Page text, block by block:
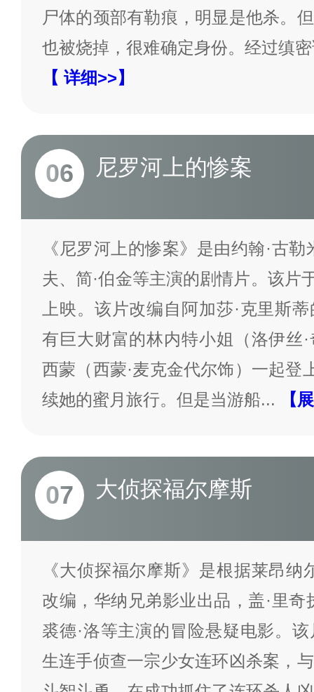
尸体的颈部有勒痕，明显是他杀。
也被烧掉，很难确定身份。经过缜
【 详细>>】
06 尼罗河上的惨案
《尼罗河上的惨案》是由约翰·古
夫、简·伯金等主演的剧情片。该片
上映。该片改编自阿加莎·克里斯
有巨大财富的林内特小姐（洛伊丝
西蒙（西蒙·麦克金代尔饰）一起登
续她的蜜月旅行。但是当游船... 【
07 大侦探福尔摩斯
《大侦探福尔摩斯》是根据莱昂纳
改编，华纳兄弟影业出品，盖·里奇
裘德·洛等主演的冒险悬疑电影。
生连手侦查一宗少女连环凶杀案，